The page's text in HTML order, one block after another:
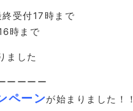
受付17時まで
時まで
ました
ーーーー
ペーンが始まりました！！